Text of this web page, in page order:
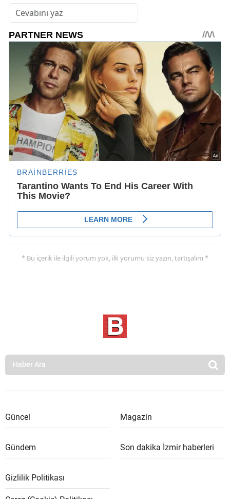
* Bu içerik ile ilgili yorum yok, ilk yorumu siz yazın, tartışalım *
Güncel Magazin
Gündem Son dakika İzmir haberleri
Gizlilik Politikası